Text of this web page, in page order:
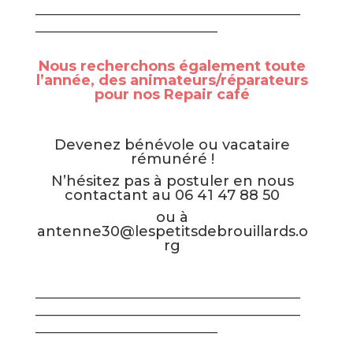
————————————————————————
————————————————–
Nous recherchons également toute
l’année, des animateurs/réparateurs
pour nos Repair café
Devenez bénévole ou vacataire
rémunéré !
N’hésitez pas à postuler en nous
contactant au 06 41 47 88 50
ou à
antenne30@lespetitsdebrouillards.o
rg
————————————————————————
————————————————————————
————————————————–